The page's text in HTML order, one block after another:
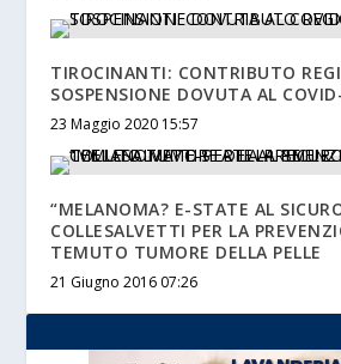
TIROCINANTI: CONTRIBUTO
SOSPENSIONE DOVUTA AL
23 Maggio 2020 15:57
“MELANOMA? E-STATE AL
COLLESALVETTI PER LA
TEMUTO TUMORE DELLA PELLE
21 Giugno 2016 07:26